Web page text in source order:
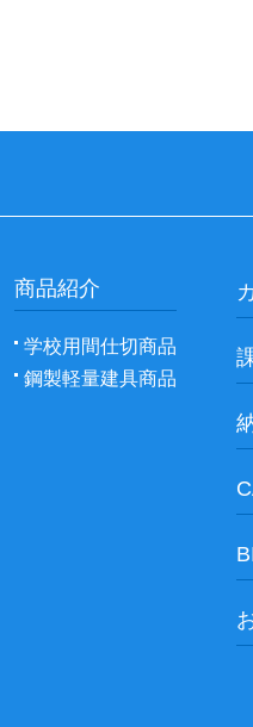
商品紹介
学校用間仕切商品
鋼製軽量建具商品